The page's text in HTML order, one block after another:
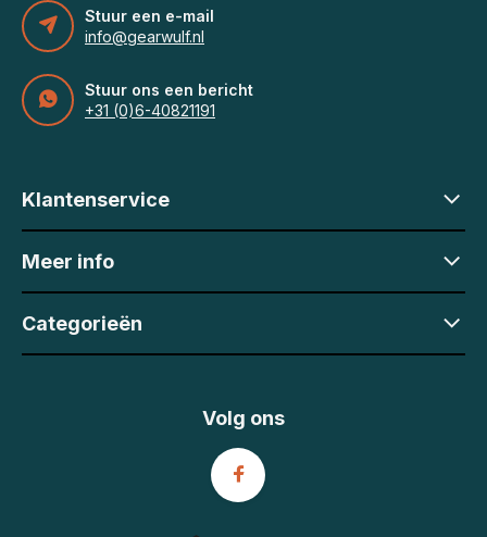
Stuur een e-mail
info@gearwulf.nl
Stuur ons een bericht
+31 (0)6-40821191
Klantenservice
Meer info
Categorieën
Volg ons